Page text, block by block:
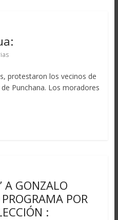
protestaron los vecinos de
Punchana. Los moradores
A GONZALO
POR
: